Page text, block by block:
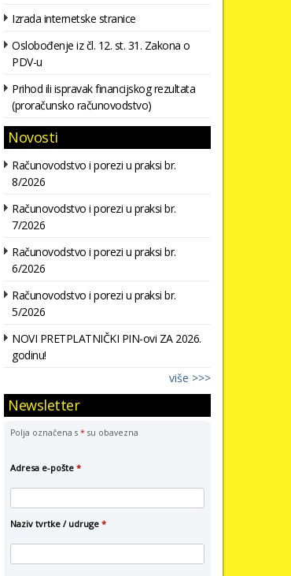
Izrada internetske stranice
Oslobođenje iz čl. 12. st. 31. Zakona o
PDV-u
Prihod ili ispravak financijskog rezultata
(proračunsko računovodstvo)
Novosti
Računovodstvo i porezi u praksi br.
8/2026
Računovodstvo i porezi u praksi br.
7/2026
Računovodstvo i porezi u praksi br.
6/2026
Računovodstvo i porezi u praksi br.
5/2026
NOVI PRETPLATNIČKI PIN-ovi ZA 2026.
godinu!
više >>>
Newsletter
Polja označena s* su obavezna
Adresa e-pošte*
Naziv tvrtke / udruge*